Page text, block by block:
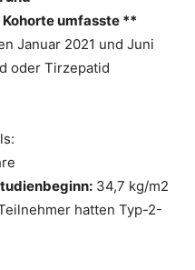
umfasste **
Januar 2021 und Juni
oder Tirzepatid
34,7 kg/m2
hatten Typ-2-